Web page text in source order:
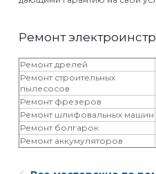
Ремонт
Ремонт дрелей
Ремонт строительных
пылесосов
Ремонт фрезеров
Ремонт шлифовальных машин
Ремонт болгарок
Ремонт аккумуляторов